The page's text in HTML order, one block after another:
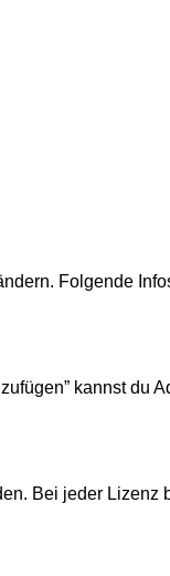
Folgende
kannst du
Bei jeder Lizenz